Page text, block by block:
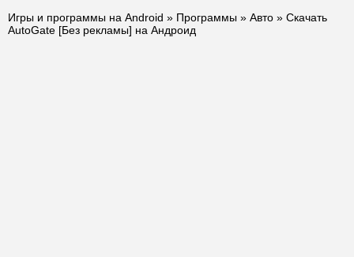
Игры и программы на Android » Программы » Авто » Скачать
AutoGate [Без рекламы] на Андроид